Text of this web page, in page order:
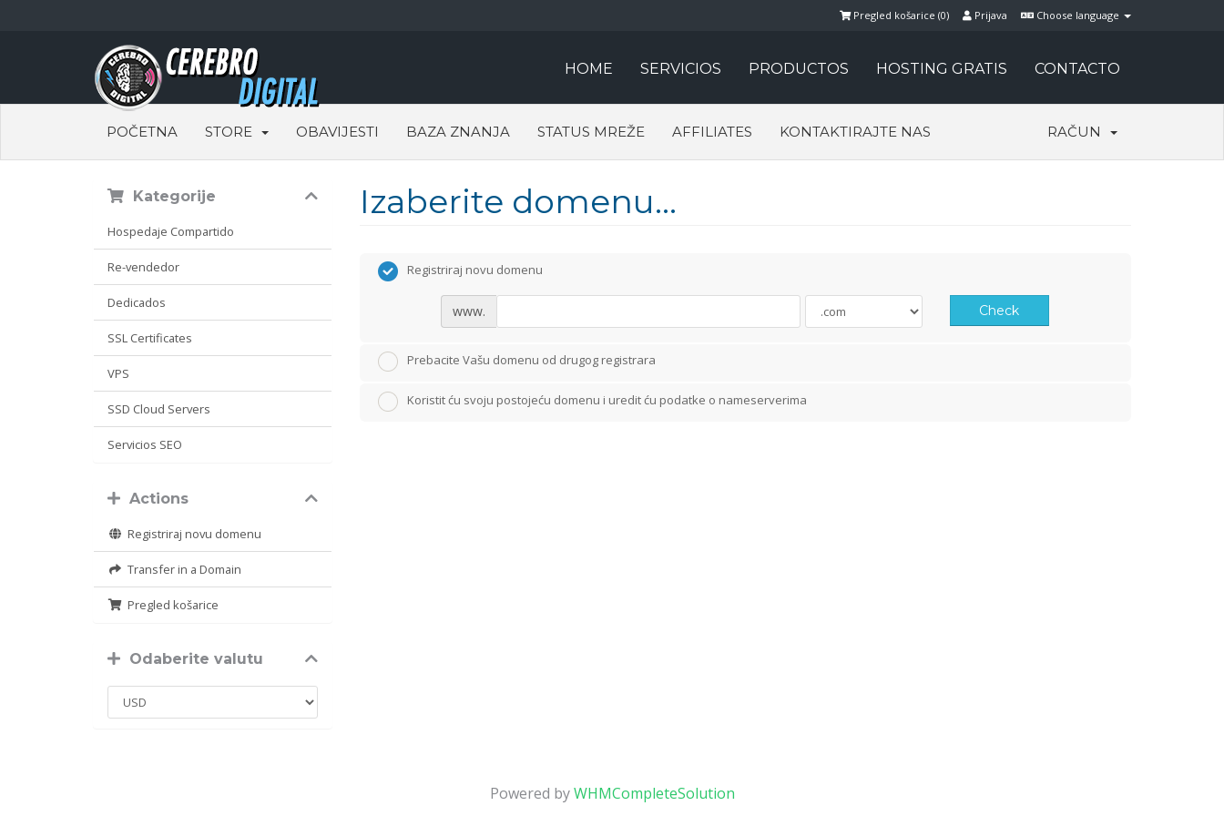
Choose language
Prijava
Pregled košarice (0)
HOME SERVICIOS PRODUCTOS HOSTING GRATIS CONTACTO
POČETNA STORE OBAVIJESTI BAZA ZNANJA STATUS MREŽE AFFILIATES KONTAKTIRAJTE NAS RAČUN
Izaberite domenu...
Kategorije
Hospedaje Compartido
Re-vendedor
Dedicados
SSL Certificates
VPS
SSD Cloud Servers
Servicios SEO
Actions
Registriraj novu domenu
Transfer in a Domain
Pregled košarice
Odaberite valutu
Registriraj novu domenu
www. Check
Prebacite Vašu domenu od drugog registrara
Koristit ću svoju postojeću domenu i uredit ću podatke o nameserverima
Powered byWHMCompleteSolution